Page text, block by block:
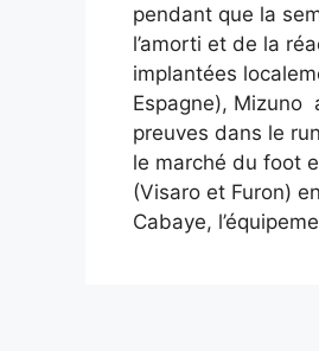
pendant que la
l’amorti et de la
implantées
Espagne), Mizuno
preuves dans le
le marché du foot
(Visaro et Furon)
Cabaye,